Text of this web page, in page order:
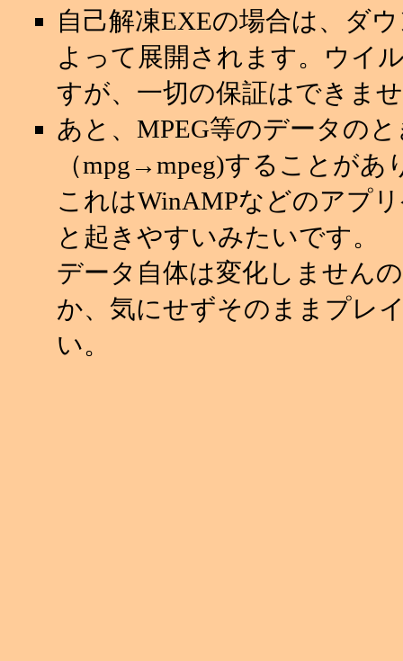
自己解凍EXEの場合は、ダ
よって展開されます。ウイ
すが、一切の保証はできま
あと、MPEG等のデータの
（mpg→mpeg)することがあ
これはWinAMPなどのアプ
と起きやすいみたいです。
データ自体は変化しません
か、気にせずそのままプレ
い。